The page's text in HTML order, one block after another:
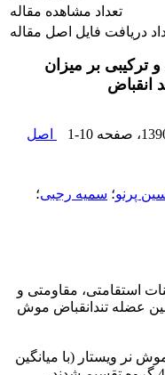
تعداد مشاهده مقاله
دریافت فایل اصل مقاله
و ترکیبی بر میزان
انقباض
، صفحه 1-10
اصل
پرنو؛ سمیه رجبی؛
استقامتی، مقاومتی و
عضله تندانقباض موش
در این پژوهش 30 سر موش نر ویستار (با میانگین